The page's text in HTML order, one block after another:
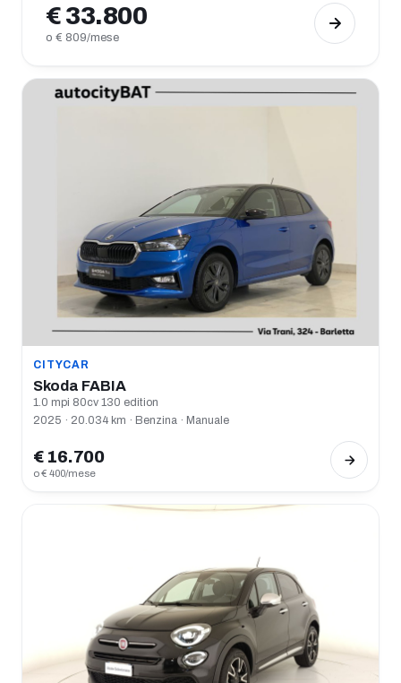
€ 33.800
o € 809/mese
CITYCAR
Skoda FABIA
1.0 mpi 80cv 130 edition
2025 · 20.034 km · Benzina · Manuale
€ 16.700
o € 400/mese